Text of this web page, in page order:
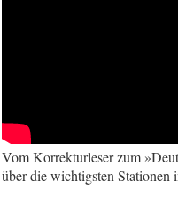
Vom Korrekturleser zum
über die wichtigsten Stationen